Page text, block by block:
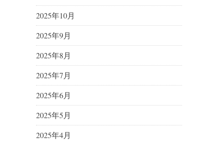
2025年10月
2025年9月
2025年8月
2025年7月
2025年6月
2025年5月
2025年4月